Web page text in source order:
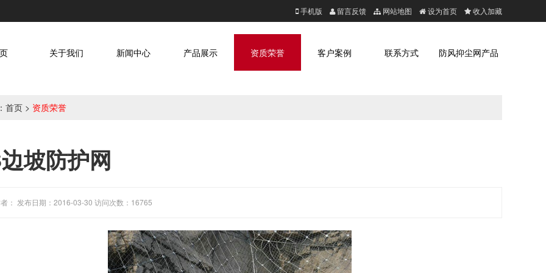
手机版 留言反馈 网站地图 设为首页 收入加藏
防风抑尘网产品
联系方式
客户案例
资质荣誉
产品展示
新闻中心
关于我们
首页 > 资质荣誉
坡防护网
： 发布日期：2016-03-30 访问次数：16765